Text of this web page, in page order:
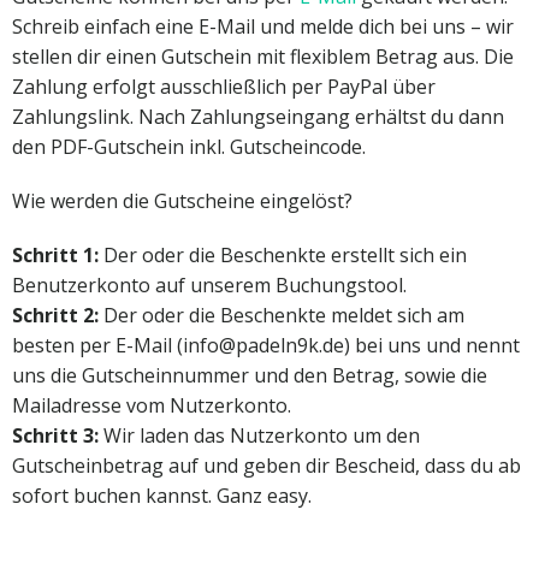
Schreib einfach eine E-Mail und melde dich bei uns – wir
stellen dir einen Gutschein mit flexiblem Betrag aus. Die
Zahlung erfolgt ausschließlich per PayPal über
Zahlungslink. Nach Zahlungseingang erhältst du dann
den PDF-Gutschein inkl. Gutscheincode.
Wie werden die Gutscheine eingelöst?
Schritt 1: Der oder die Beschenkte erstellt sich ein
Benutzerkonto auf unserem Buchungstool.
Schritt 2: Der oder die Beschenkte meldet sich am
besten per E-Mail (info@padeln9k.de) bei uns und nennt
uns die Gutscheinnummer und den Betrag, sowie die
Mailadresse vom Nutzerkonto.
Schritt 3:Wir laden das Nutzerkonto um den
Gutscheinbetrag auf und geben dir Bescheid, dass du ab
sofort buchen kannst. Ganz easy.